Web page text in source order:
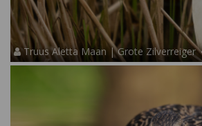
Truus Aletta Maan | Grote Zilverreiger